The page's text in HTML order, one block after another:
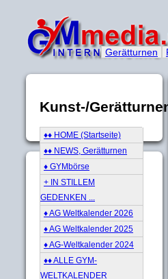
Gerätturnen
Kunst-/
♦♦ HOME (Startseite)
♦♦ NEWS, Gerätturnen
♦ GYMbörse
+ IN STILLEM
GEDENKEN ...
♦ AG Weltkalender 2026
♦ AG Weltkalender 2025
♦ AG-Weltkalender 2024
♦♦ ALLE GYM-
WELTKALENDER